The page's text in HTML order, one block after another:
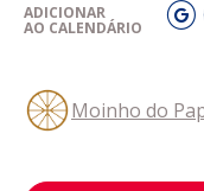
ADICIONAR
AO CALENDÁRIO
Moinho do